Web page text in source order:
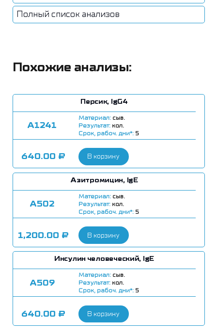
Полный список анализов
Похожие анализы:
Персик, IgG4
А1241
Материал: сыв.
Результат: кол.
Срок, рабоч. дни*: 5
640.00 ₽ В корзину
Азитромицин, IgE
А502
Материал: сыв.
Результат: кол.
Срок, рабоч. дни*: 5
1,200.00 ₽ В корзину
Инсулин человеческий, IgE
А509
Материал: сыв.
Результат: кол.
Срок, рабоч. дни*: 5
640.00 ₽ В корзину